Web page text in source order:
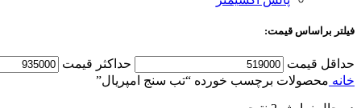
فیلتر براساس قیمت:
حداقل قیمت حداکثر قیمت
خانه محصولات برچسب خورده “تب سنج امپریال”